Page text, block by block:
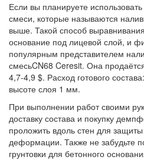
Если вы планируете
смеси, которые называются
выше. Такой способ
основание под лицевой слой, и
популярным представителем
смесьCN68 Ceresit. Она
4,7-4,9 $. Расход готового
высоте слоя 1 мм.
При выполнении работ своими
доставку состава и покупку
проложить вдоль стен для
деформации. Также не забудьте
грунтовки для бетонного